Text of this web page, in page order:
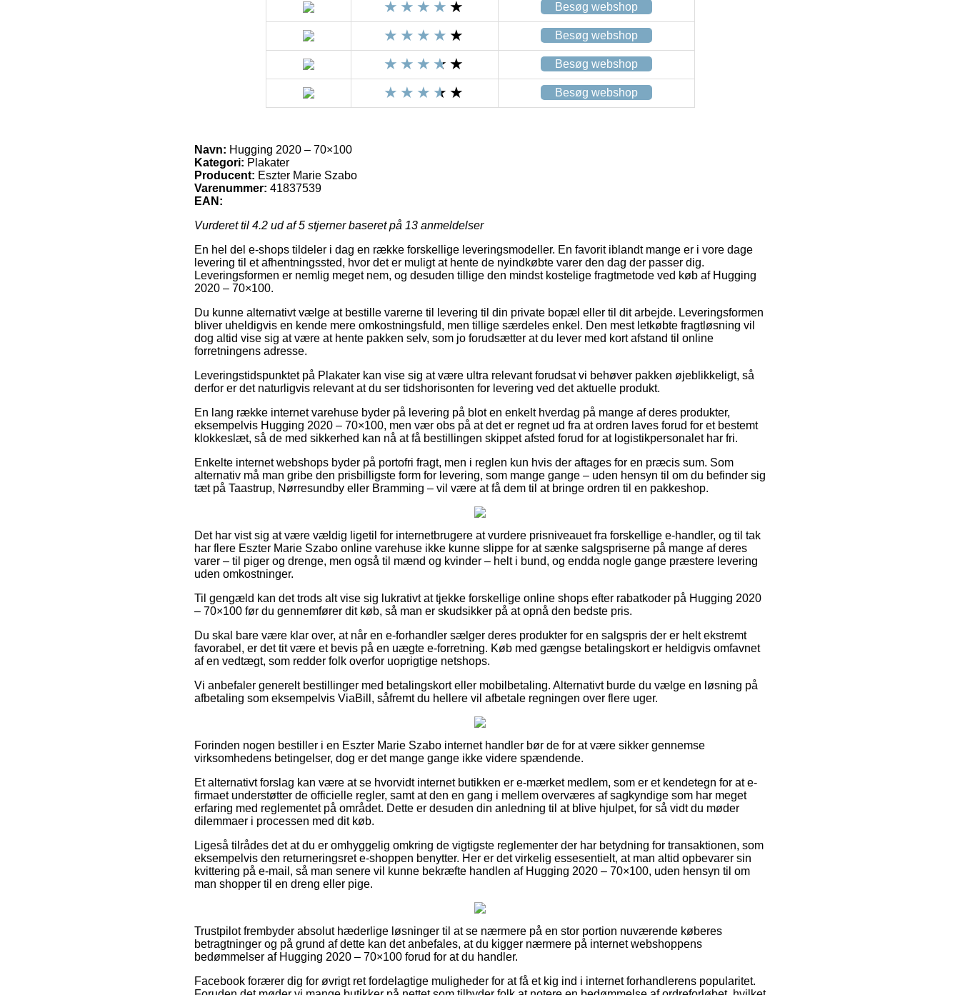
Besøg webshop
Besøg webshop
Besøg webshop
Besøg webshop
Navn: Hugging 2020 – 70×100
Kategori: Plakater
Producent: Eszter Marie Szabo
Varenummer: 41837539
EAN:
Vurderet til 4.2 ud af 5 stjerner baseret på 13 anmeldelser
En hel del e-shops tildeler i dag en række forskellige leveringsmodeller. En favorit iblandt mange er i vore dage
levering til et afhentningssted, hvor det er muligt at hente de nyindkøbte varer den dag der passer dig.
Leveringsformen er nemlig meget nem, og desuden tillige den mindst kostelige fragtmetode ved køb af Hugging
2020 – 70×100.
Du kunne alternativt vælge at bestille varerne til levering til din private bopæl eller til dit arbejde. Leveringsformen
bliver uheldigvis en kende mere omkostningsfuld, men tillige særdeles enkel. Den mest letkøbte fragtløsning vil
dog altid vise sig at være at hente pakken selv, som jo forudsætter at du lever med kort afstand til online
forretningens adresse.
Leveringstidspunktet på Plakater kan vise sig at være ultra relevant forudsat vi behøver pakken øjeblikkeligt, så
derfor er det naturligvis relevant at du ser tidshorisonten for levering ved det aktuelle produkt.
En lang række internet varehuse byder på levering på blot en enkelt hverdag på mange af deres produkter,
eksempelvis Hugging 2020 – 70×100, men vær obs på at det er regnet ud fra at ordren laves forud for et bestemt
klokkeslæt, så de med sikkerhed kan nå at få bestillingen skippet afsted forud for at logistikpersonalet har fri.
Enkelte internet webshops byder på portofri fragt, men i reglen kun hvis der aftages for en præcis sum. Som
alternativ må man gribe den prisbilligste form for levering, som mange gange – uden hensyn til om du befinder sig
tæt på Taastrup, Nørresundby eller Bramming – vil være at få dem til at bringe ordren til en pakkeshop.
Det har vist sig at være vældig ligetil for internetbrugere at vurdere prisniveauet fra forskellige e-handler, og til tak
har flere Eszter Marie Szabo online varehuse ikke kunne slippe for at sænke salgspriserne på mange af deres
varer – til piger og drenge, men også til mænd og kvinder – helt i bund, og endda nogle gange præstere levering
uden omkostninger.
Til gengæld kan det trods alt vise sig lukrativt at tjekke forskellige online shops efter rabatkoder på Hugging 2020
– 70×100 før du gennemfører dit køb, så man er skudsikker på at opnå den bedste pris.
Du skal bare være klar over, at når en e-forhandler sælger deres produkter for en salgspris der er helt ekstremt
favorabel, er det tit være et bevis på en uægte e-forretning. Køb med gængse betalingskort er heldigvis omfavnet
af en vedtægt, som redder folk overfor uoprigtige netshops.
Vi anbefaler generelt bestillinger med betalingskort eller mobilbetaling. Alternativt burde du vælge en løsning på
afbetaling som eksempelvis ViaBill, såfremt du hellere vil afbetale regningen over flere uger.
Forinden nogen bestiller i en Eszter Marie Szabo internet handler bør de for at være sikker gennemse
virksomhedens betingelser, dog er det mange gange ikke videre spændende.
Et alternativt forslag kan være at se hvorvidt internet butikken er e-mærket medlem, som er et kendetegn for at e-
firmaet understøtter de officielle regler, samt at den en gang i mellem overværes af sagkyndige som har meget
erfaring med reglementet på området. Dette er desuden din anledning til at blive hjulpet, for så vidt du møder
dilemmaer i processen med dit køb.
Ligeså tilrådes det at du er omhyggelig omkring de vigtigste reglementer der har betydning for transaktionen, som
eksempelvis den returneringsret e-shoppen benytter. Her er det virkelig essesentielt, at man altid opbevarer sin
kvittering på e-mail, så man senere vil kunne bekræfte handlen af Hugging 2020 – 70×100, uden hensyn til om
man shopper til en dreng eller pige.
Trustpilot frembyder absolut hæderlige løsninger til at se nærmere på en stor portion nuværende køberes
betragtninger og på grund af dette kan det anbefales, at du kigger nærmere på internet webshoppens
bedømmelser af Hugging 2020 – 70×100 forud for at du handler.
Facebook forærer dig for øvrigt ret fordelagtige muligheder for at få et kig ind i internet forhandlerens popularitet.